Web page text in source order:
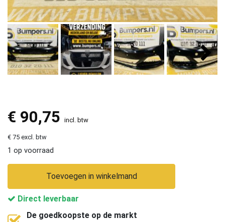
€ 90,75 incl. btw
€ 75 excl. btw
1 op voorraad
Toevoegen in winkelmand
Direct leverbaar
De goedkoopste op de markt